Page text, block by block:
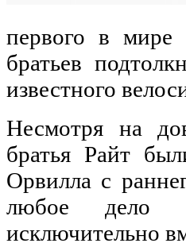
первого в мире
братьев
известного
Несмотря на
братья Райт
Орвилла с
любое дело
исключительно